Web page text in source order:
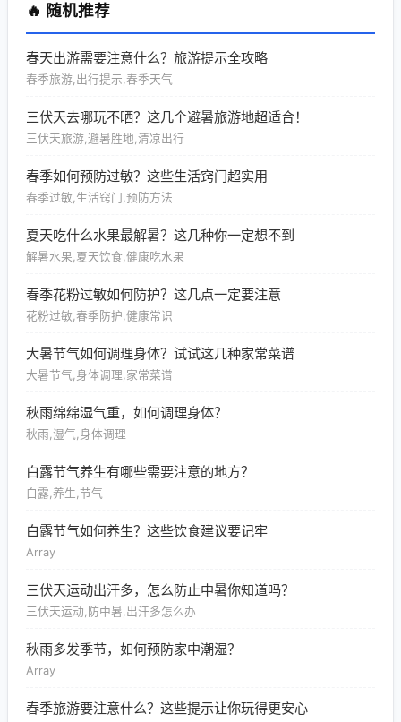
🔥 随机推荐
春天出游需要注意什么？旅游提示全攻略
春季旅游,出行提示,春季天气
三伏天去哪玩不晒？这几个避暑旅游地超适合！
三伏天旅游,避暑胜地,清凉出行
春季如何预防过敏？这些生活窍门超实用
春季过敏,生活窍门,预防方法
夏天吃什么水果最解暑？这几种你一定想不到
解暑水果,夏天饮食,健康吃水果
春季花粉过敏如何防护？这几点一定要注意
花粉过敏,春季防护,健康常识
大暑节气如何调理身体？试试这几种家常菜谱
大暑节气,身体调理,家常菜谱
秋雨绵绵湿气重，如何调理身体？
秋雨,湿气,身体调理
白露节气养生有哪些需要注意的地方？
白露,养生,节气
白露节气如何养生？这些饮食建议要记牢
Array
三伏天运动出汗多，怎么防止中暑你知道吗？
三伏天运动,防中暑,出汗多怎么办
秋雨多发季节，如何预防家中潮湿？
Array
春季旅游要注意什么？这些提示让你玩得更安心